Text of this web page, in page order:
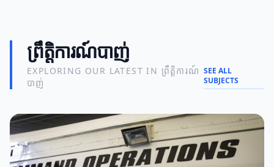
ព្រឹតិ្តការណ៍បាញ់
EXPLORING OUR LATEST IN ព្រឹតិ្តការណ៍
បាញ់
SEE ALL
SUBJECTS